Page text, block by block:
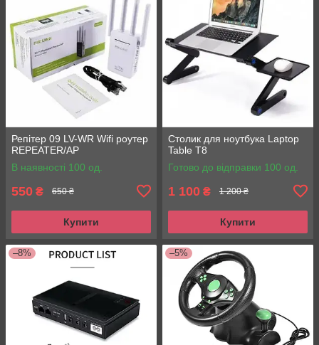
Репітер 09 LV-WR Wifi роутер
REPEATER/AP
В наявності 100 од.
550 ₴ 650 ₴
Купити
Столик для ноутбука Laptop
Table T8
Готово до відправки 100 од.
1 100 ₴ 1 200 ₴
Купити
–8% –5%